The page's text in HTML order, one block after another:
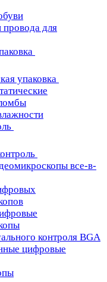
для
упаковка
все-в-
контроля BGA
цифровые